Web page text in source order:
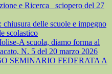
e Ricerca_ sciopero del 27
delle scuole e impegno
scolastico
A scuola, diamo forma al
N. 5 del 20 marzo 2026
SEMINARIO FEDERATA A